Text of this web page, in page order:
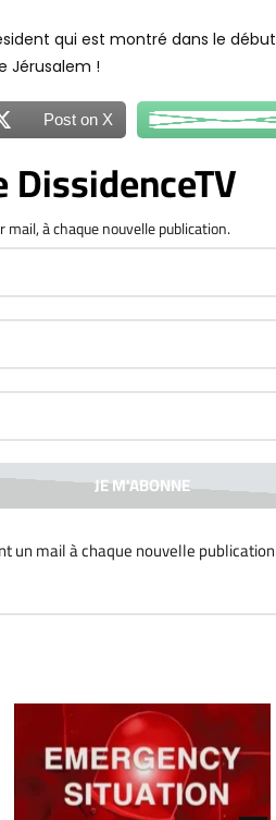
qui est montré dans le
Jérusalem !
Post on X
DissidenceTV
à chaque nouvelle publication.
un mail à chaquenouvelle publication